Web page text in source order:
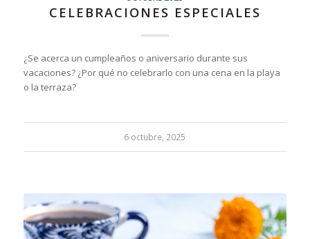
CELEBRACIONES ESPECIALES
¿Se acerca un cumpleaños o aniversario durante sus
vacaciones? ¿Por qué no celebrarlo con una cena en la playa
o la terraza?
6 octubre, 2025